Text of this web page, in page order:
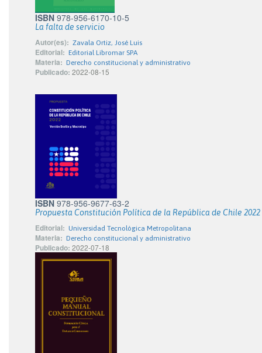
ISBN 978-956-6170-10-5
La falta de servicio
Autor(es): Zavala Ortiz, José Luis
Editorial: Editorial Libromar SPA
Materia: Derecho constitucional y administrativo
Publicado: 2022-08-15
ISBN 978-956-9677-63-2
Propuesta Constitución Política de la República de Chile 2022
Editorial: Universidad Tecnológica Metropolitana
Materia: Derecho constitucional y administrativo
Publicado: 2022-07-18